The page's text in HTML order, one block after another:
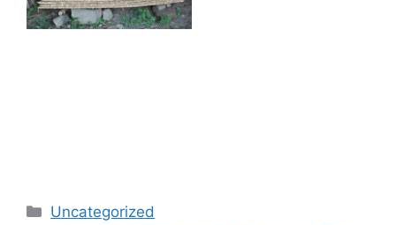
Kategori
Uncategorized